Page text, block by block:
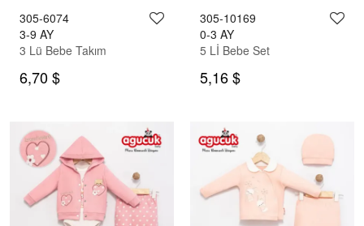
305-6074
3-9 AY
3 Lü Bebe Takım
6,70 $
305-10169
0-3 AY
5 Lİ Bebe Set
5,16 $